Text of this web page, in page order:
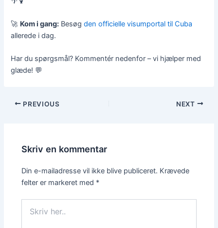
🚀 Kom i gang: Besøgden officielle visumportal til Cuba
allerede i dag.
Har du spørgsmål? Kommentér nedenfor – vi hjælper med
glæde! 💬
PREVIOUS NEXT
Skriv en kommentar
Din e-mailadresse vil ikke blive publiceret. Krævede
felter er markeret med *
her..